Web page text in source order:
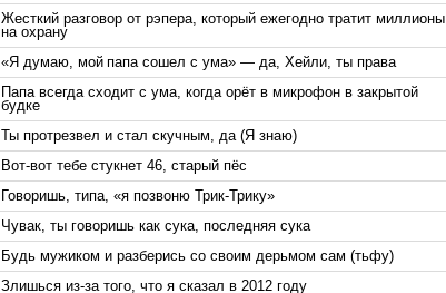
Жесткий разговор от рэпера, который ежегодно тратит миллионы
на охрану
«Я думаю, мой папа сошел с ума» — да, Хейли, ты права
Папа всегда сходит с ума, когда орёт в микрофон в закрытой
будке
Ты протрезвел и стал скучным, да (Я знаю)
Вот-вот тебе стукнет 46, старый пёс
Говоришь, типа, «я позвоню Трик-Трику»
Чувак, ты говоришь как сука, последняя сука
Будь мужиком и разберись со своим дерьмом сам (тьфу)
Злишься из-за того, что я сказал в 2012 году